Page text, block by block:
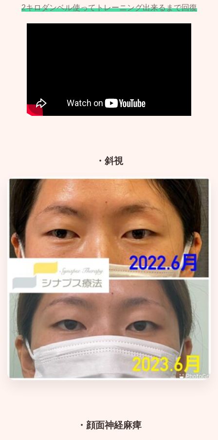
2キロダンベル使ってトレーニング出来るまで回復
・斜視
・顔面神経麻痺